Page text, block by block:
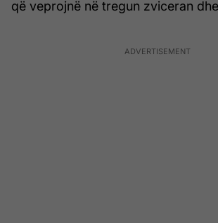
që veprojnë në tregun zviceran